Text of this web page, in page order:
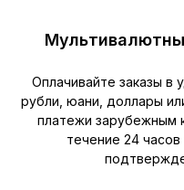
Оплачивайте заказы в
рубли, юани, доллары
платежи зарубежным
течение 24